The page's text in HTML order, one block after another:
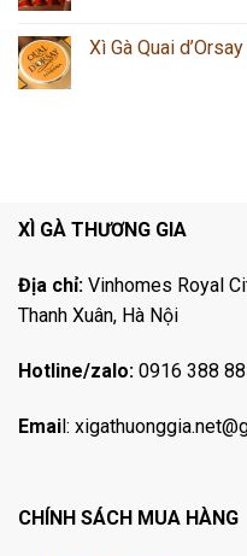
Xì Gà Quai
XÌ GÀ THƯƠNG GIA
Địa chỉ: Vinhomes Royal
Thanh Xuân, Hà Nội
Hotline/zalo: 0916 388
Email:
CHÍNH SÁCH MUA HÀNG